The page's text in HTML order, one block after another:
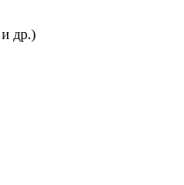
др.)